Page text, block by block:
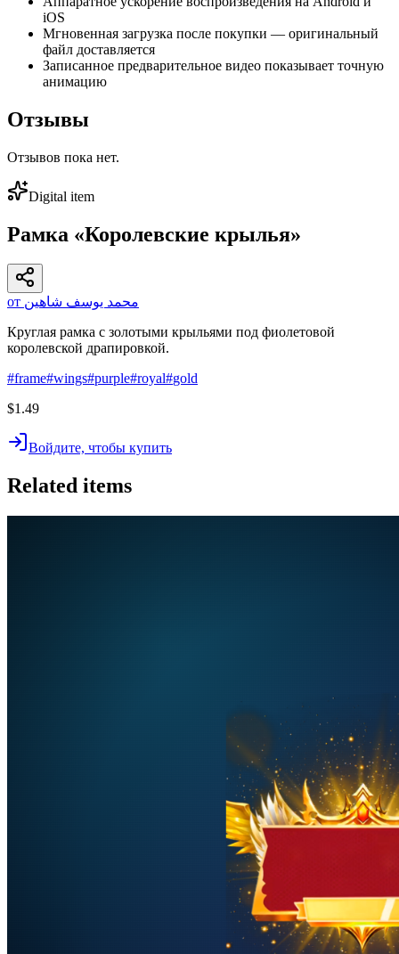
iOS
Мгновенная загрузка после покупки — оригинальный
файл доставляется
Записанное предварительное видео показывает точную
анимацию
Отзывы
Отзывов пока нет.
Digital item
Рамка «Королевские крылья»
от محمد يوسف شاهين
Круглая рамка с золотыми крыльями под фиолетовой
королевской драпировкой.
#frame#wings#purple#royal#gold
$1.49
Войдите, чтобы купить
Related items